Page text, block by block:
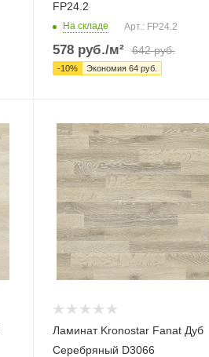
FP24.2
На складе Арт.: FP24.2
578руб./м² 642руб.
-10% Экономия 64руб.
Ламинат Kronostar Fanat Дуб
Серебряный D3066